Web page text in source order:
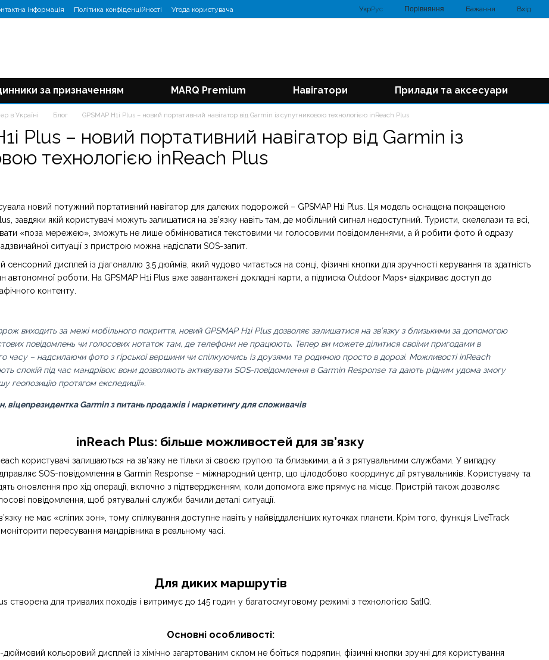
інформація Політика конфіденційності
Угода користувача
УкрРус Порівняння Бажання Вхід
за призначенням MARQ Premium Навігатори Прилади та аксесуари
в Україні Блог GPSMAP H1i Plus – новий портативний навігатор від Garmin із супутниковою технологією inReach Plus
Plus – новий портативний навігатор від Garmin із
технологією inReach Plus
новий потужний портативний навігатор для далеких подорожей – GPSMAP H1i Plus. Ця модель оснащена покращеною
завдяки якій користувачі можуть залишатися на зв’язку навіть там, де мобільний сигнал недоступний. Туристи, скелелази та всі,
«поза мережею», зможуть не лише обмінюватися текстовими чи голосовими повідомленнями, а й робити фото й одразу
ситуації з пристрою можна надіслати SOS-запит.
сенсорний дисплей із діагоналлю 3,5 дюймів, який чудово читається на сонці, фізичні кнопки для зручності керування та здатність
автономної роботи. На GPSMAP H1i Plus вже завантажені докладні карти, а підписка Outdoor Maps+ відкриває доступ до
контенту.
виходить за межі мобільного покриття, новий GPSMAP H1i Plus дозволяє залишатися на зв’язку з близькими за допомогою
повідомлень чи голосових нотаток там, де телефони не працюють. Тепер ви можете ділитися своїми пригодами в
часу – надсилаючи фото з гірської вершини чи спілкуючись із друзями та родиною просто в дорозі. Можливості inReach
спокій під час мандрівок: вони дозволяють активувати SOS-повідомлення в Garmin Response та дають рідним удома змогу
геопозицію протягом експедиції».
віцепрезидентка Garmin з питань продажів і маркетингу для споживачів
inReach Plus: більше можливостей для зв’язку
користувачі залишаються на зв’язку не тільки зі своєю групою та близькими, а й з рятувальними службами. У випадку
SOS-повідомлення в Garmin Response – міжнародний центр, що цілодобово координує дії рятувальників. Користувачу та
оновлення про хід операції, включно з підтвердженням, коли допомога вже прямує на місце. Пристрій також дозволяє
повідомлення, щоб рятувальні служби бачили деталі ситуації.
не має «сліпих зон», тому спілкування доступне навіть у найвіддаленіших куточках планети. Крім того, функція LiveTrack
пересування мандрівника в реальному часі.
Для диких маршрутів
створена для тривалих походів і витримує до 145 годин у багатосмуговому режимі з технологією SatIQ.
Основні особливості:
дюймовий кольоровий дисплей із хімічно загартованим склом не боїться подряпин, фізичні кнопки зручні для користування